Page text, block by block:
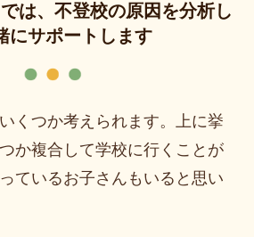
は、不登校の原因を分析し
にサポートします
くつか考えられます。上に挙
か複合して学校に行くことが
ているお子さんもいると思い